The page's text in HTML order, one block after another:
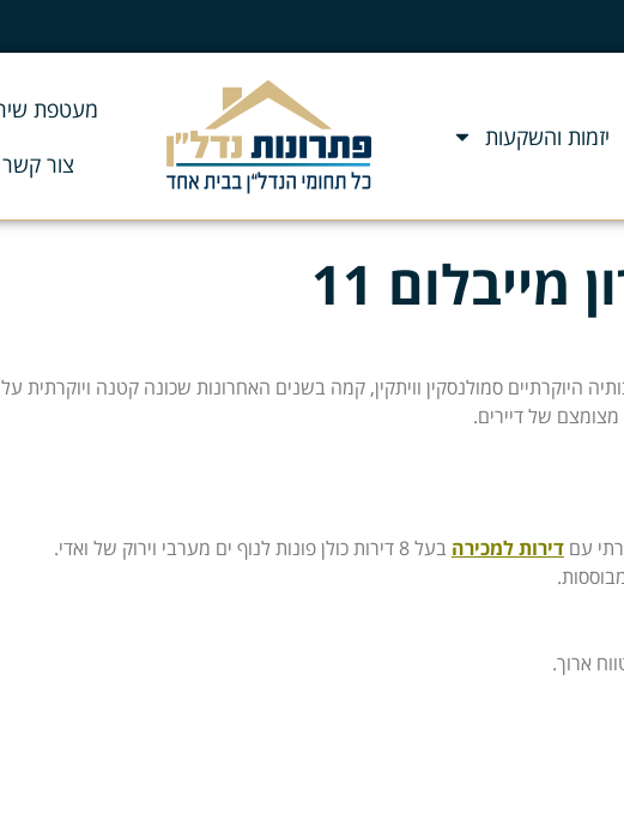
יזמות והשקעות
מעטפת
צור קשר
11
היוקרתיים סמולנסקין וויתקין, קמה בשנים האחרונות שכונה קטנה
דירות למכירה בעל 8 דירות כולן פונות לנוף ים מערבי וירוק של ואדי.
ארוך.